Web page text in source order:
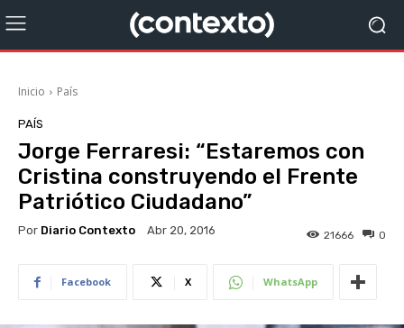
Inicio País
PAÍS
Jorge Ferraresi: “Estaremos con
Cristina construyendo el Frente
Patriótico Ciudadano”
Por Diario Contexto Abr 20, 2016 0
21666
Facebook X WhatsApp